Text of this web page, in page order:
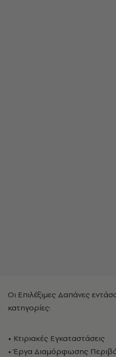
Οι Επιλέξιμες Δαπάνες
κατηγορίες:
• Κτιριακές Εγκαταστάσεις
• Έργα Διαμόρφωσης